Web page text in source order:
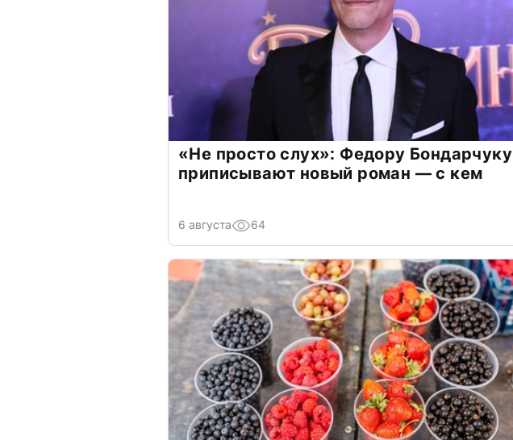
«Не просто слух»: Федору Бондарчуку
приписывают новый роман — с кем
6 августа 64